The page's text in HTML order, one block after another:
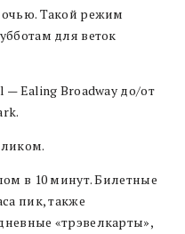
Такой режим
для веток
Ealing Broadway до/от
в 10 минут. Билетные
пик, также
«трэвелкарты»,